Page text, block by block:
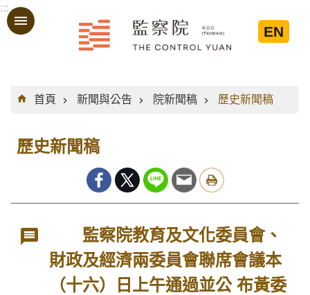
跳到主要內容區塊
:::
EN
:::
首頁
新聞與公告 院新聞稿 歷史新聞稿
歷史新聞稿
監察院教育及文化委員會、
財政及經濟兩委員會聯席會議本
（十六）日上午通過並公 布黃委